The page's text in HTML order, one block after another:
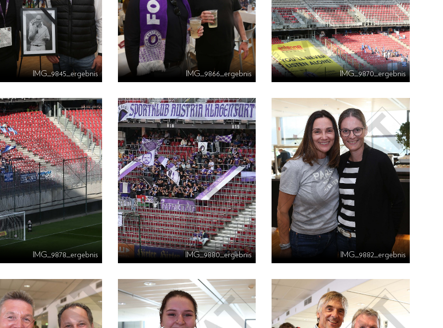
IMG_9845_ergebnis IMG_9866_ergebnis IMG_9870_ergebnis
IMG_9878_ergebnis IMG_9880_ergebnis IMG_9882_ergebnis